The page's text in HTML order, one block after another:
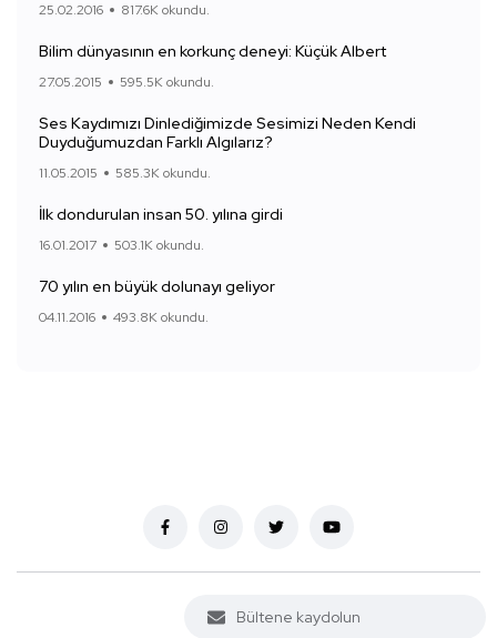
25.02.2016 817.6K okundu.
Bilim dünyasının en korkunç deneyi: Küçük Albert
27.05.2015 595.5K okundu.
Ses Kaydımızı Dinlediğimizde Sesimizi Neden Kendi
Duyduğumuzdan Farklı Algılarız?
11.05.2015 585.3K okundu.
İlk dondurulan insan 50. yılına girdi
16.01.2017 503.1K okundu.
70 yılın en büyük dolunayı geliyor
04.11.2016 493.8K okundu.